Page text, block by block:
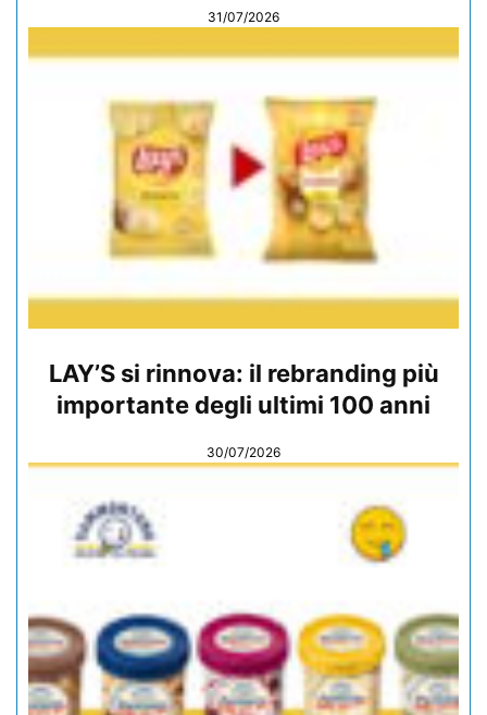
31/07/2026
LAY’S si rinnova: il rebranding più
importante degli ultimi 100 anni
30/07/2026